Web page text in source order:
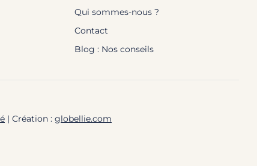
Qui sommes-nous ?
Contact
Blog : Nos conseils
| Création : globellie.com